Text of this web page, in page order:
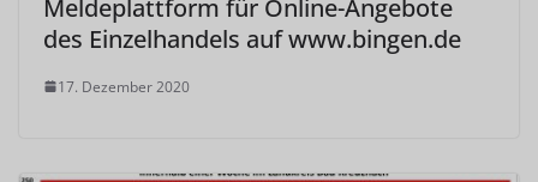
Meldeplattform für Online-Angebote
des Einzelhandels auf www.bingen.de
17. Dezember 2020